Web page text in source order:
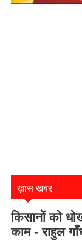
ख़ास खबर
किसानों को
काम - राहुल